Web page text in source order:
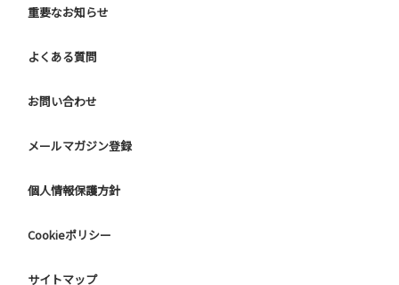
重要なお知らせ
よくある質問
お問い合わせ
メールマガジン登録
個人情報保護方針
Cookieポリシー
サイトマップ